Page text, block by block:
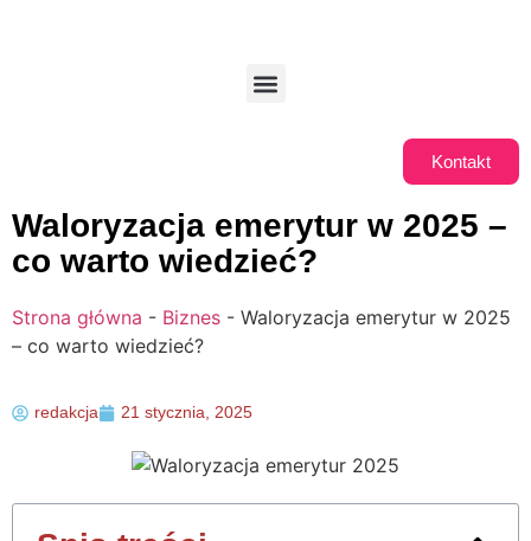
Kontakt
Waloryzacja emerytur w 2025 –
co warto wiedzieć?
Strona główna - Biznes - Waloryzacja emerytur w 2025
– co warto wiedzieć?
redakcja 21 stycznia, 2025